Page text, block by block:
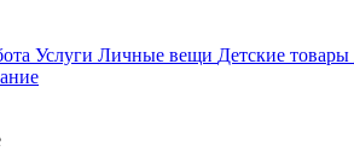
Услуги Личные вещи Детские товары